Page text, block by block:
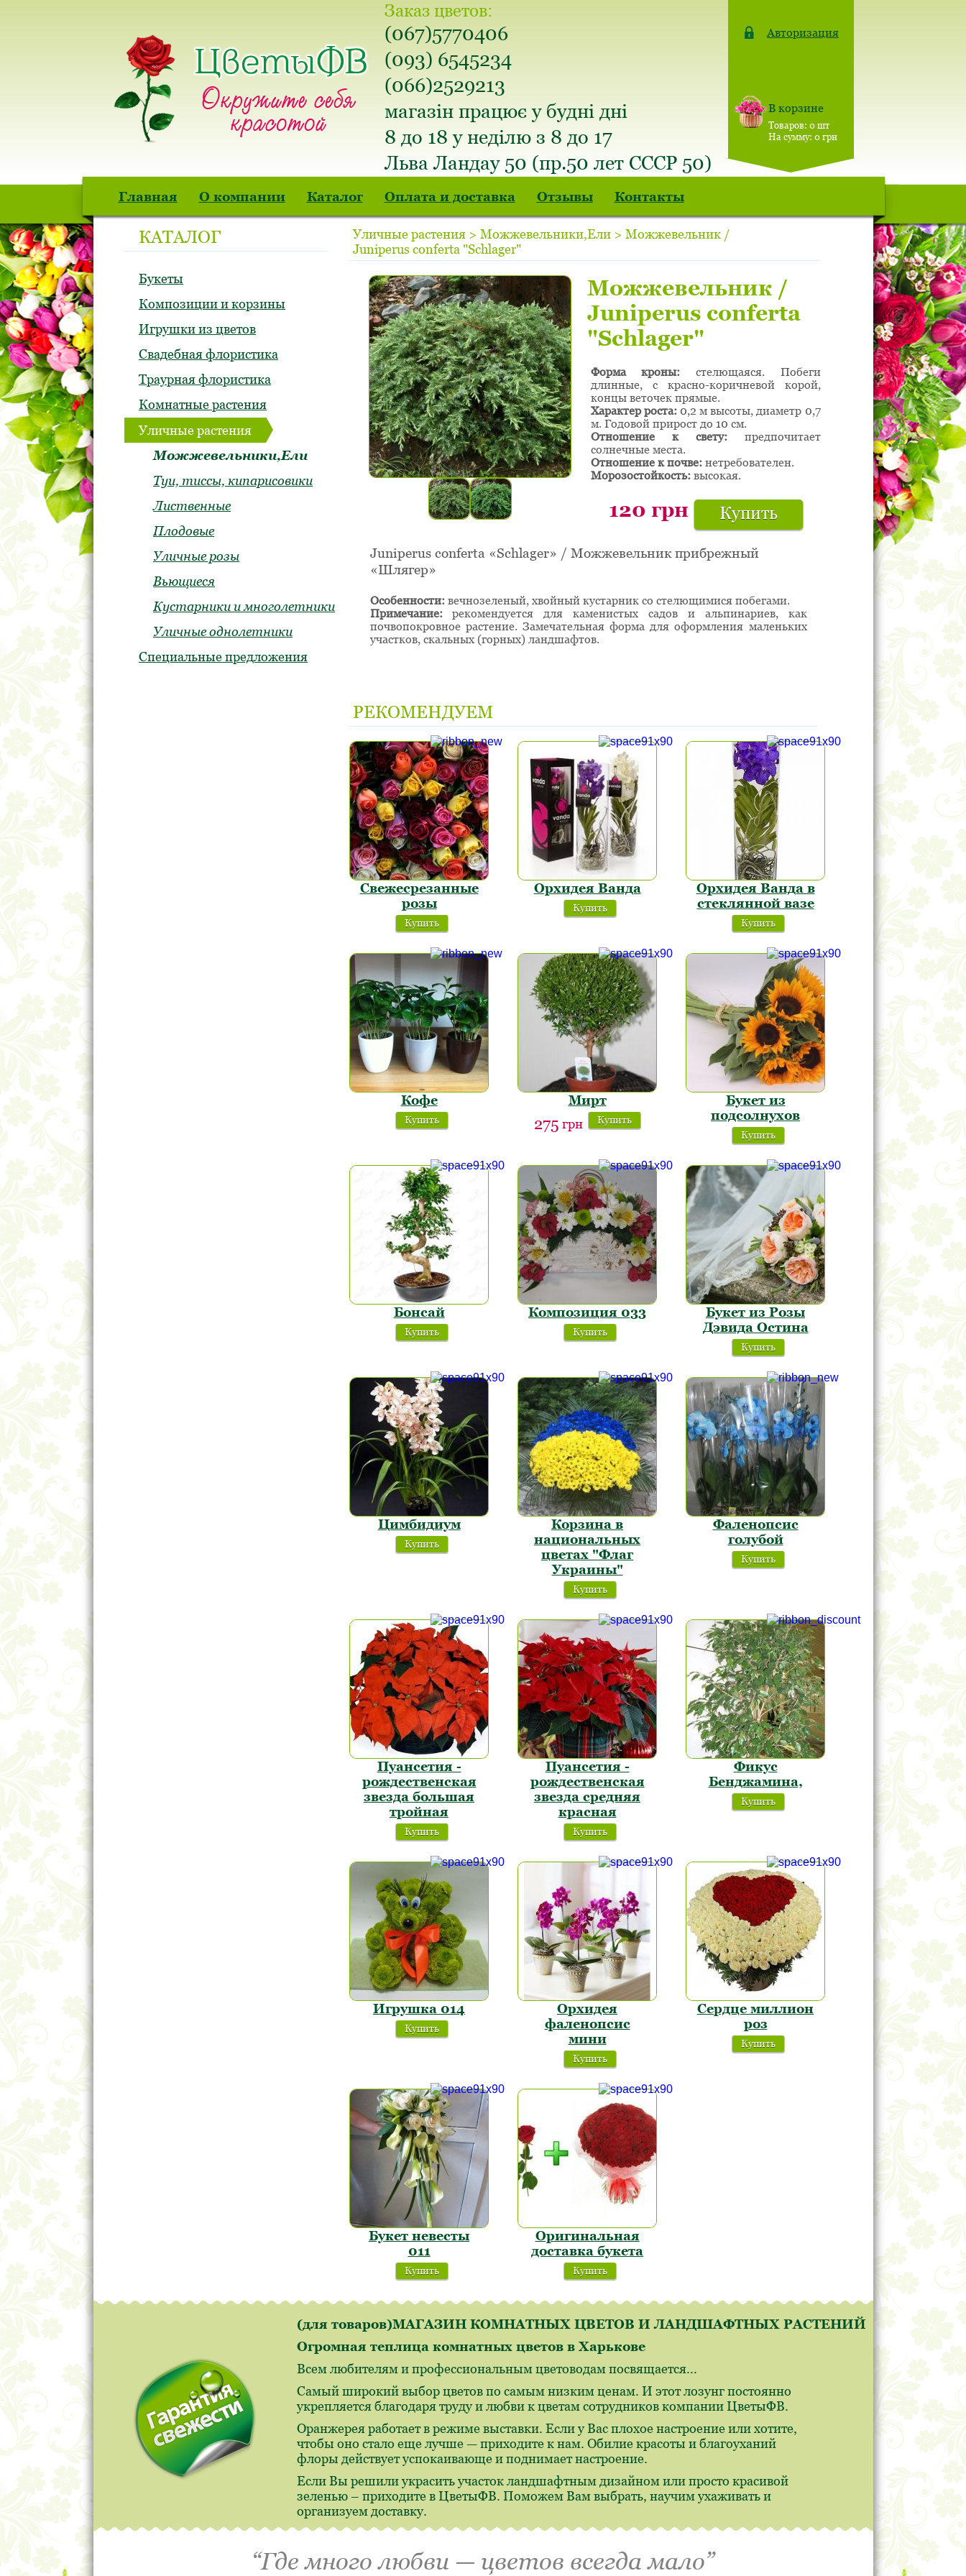
Заказ цветов:
(067)5770406
(093) 6545234
(066)2529213
магазін працює у будні дні
8 до 18 у неділю з 8 до 17
Льва Ландау 50 (пр.50 лет СССР 50)
Авторизация
В корзине
Товаров: 0шт
На сумму: 0грн
Главная О компании Каталог Оплата и доставка Отзывы Контакты
КАТАЛОГ
Букеты
Композиции и корзины
Игрушки из цветов
Свадебная флористика
Траурная флористика
Комнатные растения
Уличные растения
Можжевельники,Ели
Туи, тиссы, кипарисовики
Лиственные
Плодовые
Уличные розы
Вьющиеся
Кустарники и многолетники
Уличные однолетники
Специальные предложения
Уличные растения > Можжевельники,Ели > Можжевельник /
Juniperus conferta "Schlager"
Можжевельник /
Juniperus conferta
"Schlager"
Форма кроны: стелющаяся. Побеги
длинные, с красно-коричневой корой,
концы веточек прямые.
Характер роста:0,2 м высоты, диаметр 0,7
м. Годовой прирост до 10 см.
Отношение к свету:предпочитает
солнечные места.
Отношение к почве:нетребователен.
Морозостойкость:высокая.
120 грн Купить
Juniperus conferta «Schlager» / Можжевельник прибрежный
«Шлягер»
Особенности:вечнозеленый, хвойный кустарник со стелющимися побегами.
Примечание:рекомендуется для каменистых садов и альпинариев, как
почвопокровное растение. Замечательная форма для оформления маленьких
участков, скальных (горных) ландшафтов.
РЕКОМЕНДУЕМ
Свежесрезанные
розы
Купить
Орхидея Ванда
Купить
Орхидея Ванда в
стеклянной вазе
Купить
Кофе
Купить
Мирт
275 грн Купить
Букет из
подсолнухов
Купить
Бонсай
Купить
Композиция 033
Купить
Букет из Розы
Дэвида Остина
Купить
Цимбидиум
Купить
Корзина в
национальных
цветах "Флаг
Украины"
Купить
Фаленопсис
голубой
Купить
Пуансетия -
рождественская
звезда большая
тройная
Купить
Пуансетия -
рождественская
звезда средняя
красная
Купить
Фикус
Бенджамина,
Купить
Игрушка 014
Купить
Орхидея
фаленопсис
мини
Купить
Сердце миллион
роз
Купить
Букет невесты
011
Купить
Оригинальная
доставка букета
Купить
(для товаров)МАГАЗИН КОМНАТНЫХ ЦВЕТОВ И ЛАНДШАФТНЫХ РАСТЕНИЙ
Огромная теплица комнатных цветов в Харькове
Всем любителям и профессиональным цветоводам посвящается...
Самый широкий выбор цветов по самым низким ценам. И этот лозунг постоянно
укрепляется благодаря труду и любви к цветам сотрудников компании ЦветыФВ.
Оранжерея работает в режиме выставки. Если у Вас плохое настроение или хотите,
чтобы оно стало еще лучше — приходите к нам. Обилие красоты и благоуханий
флоры действует успокаивающе и поднимает настроение.
Если Вы решили украсить участок ландшафтным дизайном или просто красивой
зеленью – приходите в ЦветыФВ. Поможем Вам выбрать, научим ухаживать и
организуем доставку.
“Где много любви — цветов всегда мало”